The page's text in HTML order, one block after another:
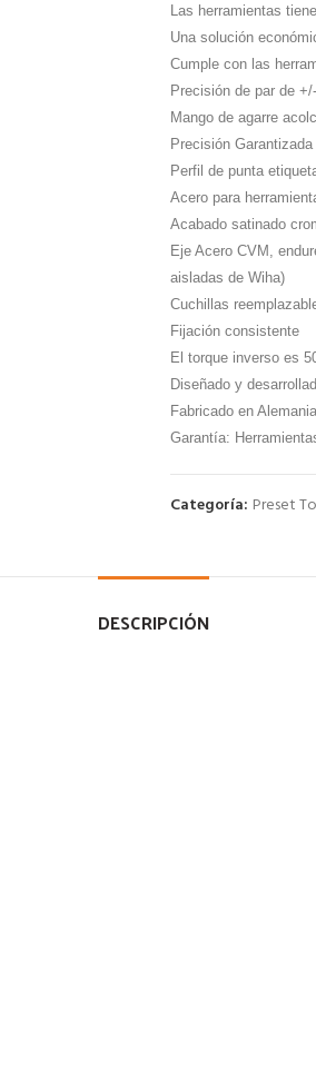
Las herramientas
Una solución
Cumple con las
Precisión de par de
Mango de agarre
Precisión
Perfil de punta
Acero para
Acabado satinado
Eje Acero CVM,
aisladas de Wiha)
Cuchillas
Fijación consistente
El torque inverso es
Diseñado y
Fabricado en Alemania
Garantía:
Categoría: Preset
DESCRIPCIÓN